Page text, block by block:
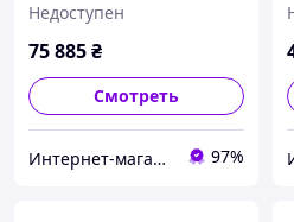
Недоступен
75 885₴
Смотреть
Интернет-магазин инструмента "РЕЗЕРВ" 97%